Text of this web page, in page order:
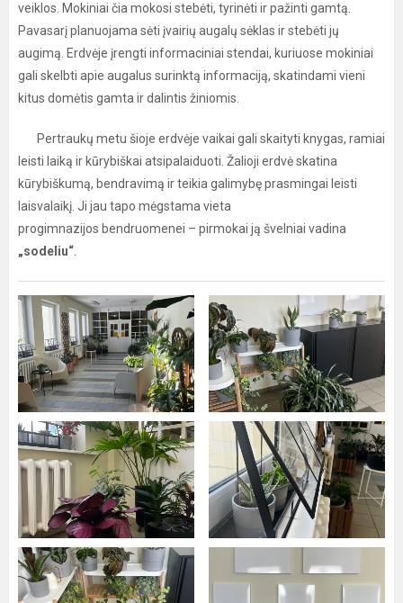
veiklos. Mokiniai čia mokosi stebėti, tyrinėti ir pažinti gamtą.
Pavasarį planuojama sėti įvairių augalų sėklas ir stebėti jų
augimą. Erdvėje įrengti informaciniai stendai, kuriuose mokiniai
gali skelbti apie augalus surinktą informaciją, skatindami vieni
kitus domėtis gamta ir dalintis žiniomis.
Pertraukų metu šioje erdvėje vaikai gali skaityti knygas, ramiai
leisti laiką ir kūrybiškai atsipalaiduoti. Žalioji erdvė skatina
kūrybiškumą, bendravimą ir teikia galimybę prasmingai leisti
laisvalaikį. Ji jau tapo mėgstama vieta
progimnazijos bendruomenei – pirmokai ją švelniai vadina
„sodeliu“